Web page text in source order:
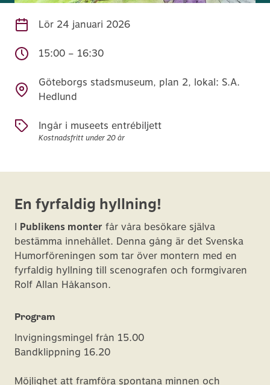
Lör 24 januari 2026
15:00 – 16:30
Göteborgs stadsmuseum, plan 2, lokal: S.A.
Hedlund
Ingår i museets entrébiljett
Kostnadsfritt under 20 år
En fyrfaldig hyllning!
I Publikens monter får våra besökare själva
bestämma innehållet. Denna gång är det Svenska
Humorföreningen som tar över montern med en
fyrfaldig hyllning till scenografen och formgivaren
Rolf Allan Håkanson.
Program
Invigningsmingel från 15.00
Bandklippning 16.20
Möjlighet att framföra spontana minnen och